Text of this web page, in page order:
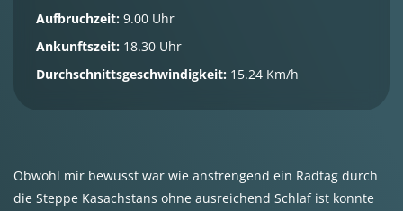
Aufbruchzeit: 9.00 Uhr
Ankunftszeit: 18.30 Uhr
Durchschnittsgeschwindigkeit: 15.24 Km/h
Obwohl mir bewusst war wie anstrengend ein Radtag durch
die Steppe Kasachstans ohne ausreichend Schlaf ist konnte